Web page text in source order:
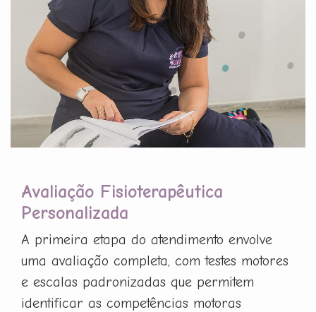
Avaliação Fisioterapêutica
Personalizada
A primeira etapa do atendimento envolve
uma avaliação completa, com testes motores
e escalas padronizadas que permitem
identificar as competências motoras